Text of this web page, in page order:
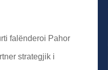
falënderoi Pahor
strategjik i